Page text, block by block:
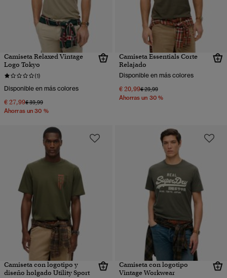
Camiseta Relaxed Vintage
Logo Tokyo
(1)
Disponible en más colores
€ 27,99Precio rebajado de
€ 39,99a
Ahorras un 30 %
Camiseta Essentials Corte
Relajado
Disponible en más colores
€ 20,99Precio rebajado de
€ 29,99a
Ahorras un 30 %
Camiseta con logotipo y
diseño holgado Utility Sport
Camiseta con logotipo
Vintage Workwear